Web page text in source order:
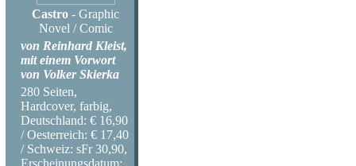
Castro - Graphic
Novel / Comic
von Reinhard Kleist,
mit einem Vorwort
von Volker Skierka
280 Seiten,
Hardcover, farbig,
Deutschland: € 16,90
/ Oesterreich: € 17,40
/ Schweiz: sFr 30,90,
Erscheinungsdatum: